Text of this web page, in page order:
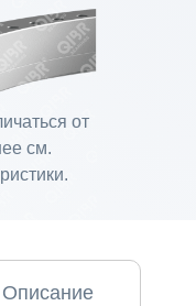
от
см.
Описание